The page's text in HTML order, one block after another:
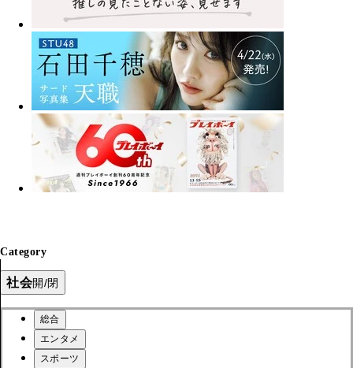
Category
社会開/閉
総合
エンタメ
スポーツ